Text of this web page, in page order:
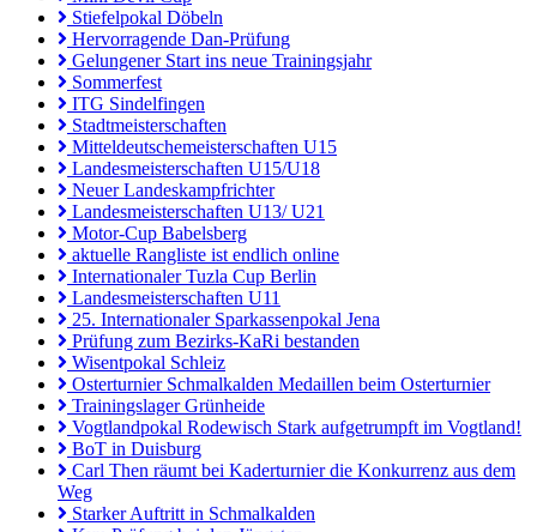
Stiefelpokal Döbeln
Hervorragende Dan-Prüfung
Gelungener Start ins neue Trainingsjahr
Sommerfest
ITG Sindelfingen
Stadtmeisterschaften
Mitteldeutschemeisterschaften U15
Landesmeisterschaften U15/U18
Neuer Landeskampfrichter
Landesmeisterschaften U13/ U21
Motor-Cup Babelsberg
aktuelle Rangliste ist endlich online
Internationaler Tuzla Cup Berlin
Landesmeisterschaften U11
25. Internationaler Sparkassenpokal Jena
Prüfung zum Bezirks-KaRi bestanden
Wisentpokal Schleiz
Osterturnier Schmalkalden Medaillen beim Osterturnier
Trainingslager Grünheide
Vogtlandpokal Rodewisch Stark aufgetrumpft im Vogtland!
BoT in Duisburg
Carl Then räumt bei Kaderturnier die Konkurrenz aus dem
Weg
Starker Auftritt in Schmalkalden